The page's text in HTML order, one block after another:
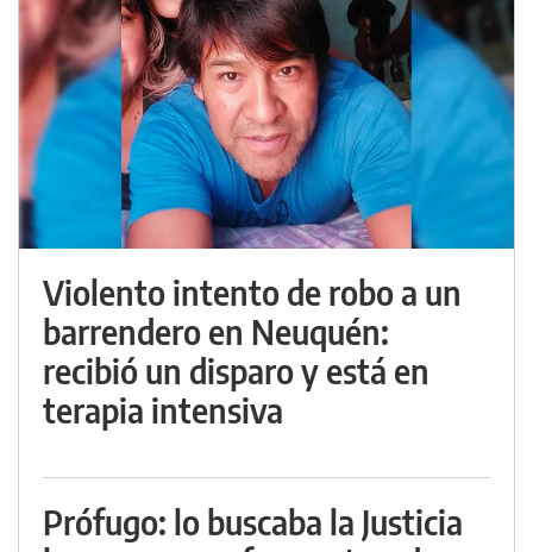
Violento intento de robo a un
barrendero en Neuquén:
recibió un disparo y está en
terapia intensiva
Prófugo: lo buscaba la Justicia